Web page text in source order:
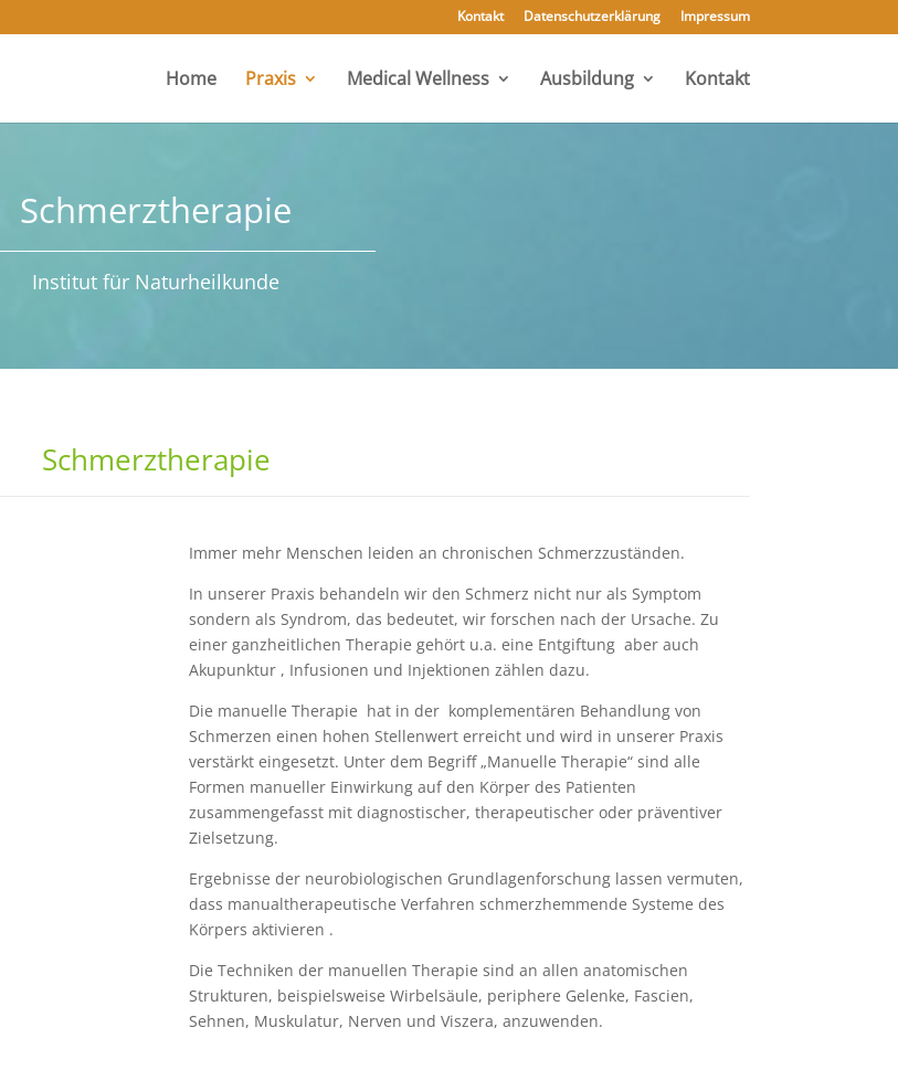
Kontakt Datenschutzerklärung Impressum
Home Praxis Medical Wellness Ausbildung Kontakt
Schmerztherapie
Institut für Naturheilkunde
Schmerztherapie
Immer mehr Menschen leiden an chronischen Schmerzzuständen.
In unserer Praxis behandeln wir den Schmerz nicht nur als Symptom
sondern als Syndrom, das bedeutet, wir forschen nach der Ursache. Zu
einer ganzheitlichen Therapie gehört u.a. eine Entgiftung aber auch
Akupunktur , Infusionen und Injektionen zählen dazu.
Die manuelle Therapie hat in der komplementären Behandlung von
Schmerzen einen hohen Stellenwert erreicht und wird in unserer Praxis
verstärkt eingesetzt. Unter dem Begriff „Manuelle Therapie“ sind alle
Formen manueller Einwirkung auf den Körper des Patienten
zusammengefasst mit diagnostischer, therapeutischer oder präventiver
Zielsetzung.
Ergebnisse der neurobiologischen Grundlagenforschung lassen vermuten,
dass manualtherapeutische Verfahren schmerzhemmende Systeme des
Körpers aktivieren .
Die Techniken der manuellen Therapie sind an allen anatomischen
Strukturen, beispielsweise Wirbelsäule, periphere Gelenke, Fascien,
Sehnen, Muskulatur, Nerven und Viszera, anzuwenden.